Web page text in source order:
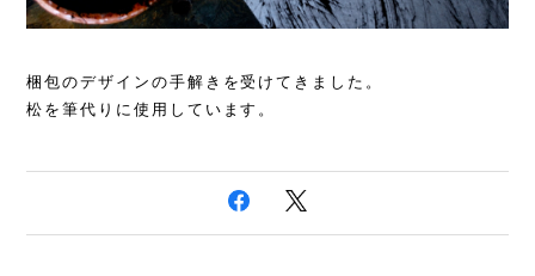
梱包のデザインの手解きを受けてきました。
松を筆代りに使用しています。